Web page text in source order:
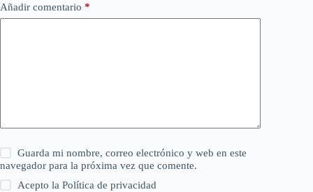
Añadir comentario *
Guarda mi nombre, correo electrónico y web en este
navegador para la próxima vez que comente.
Acepto laPolítica de privacidad